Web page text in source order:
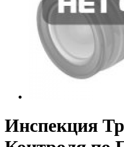
Инспекция